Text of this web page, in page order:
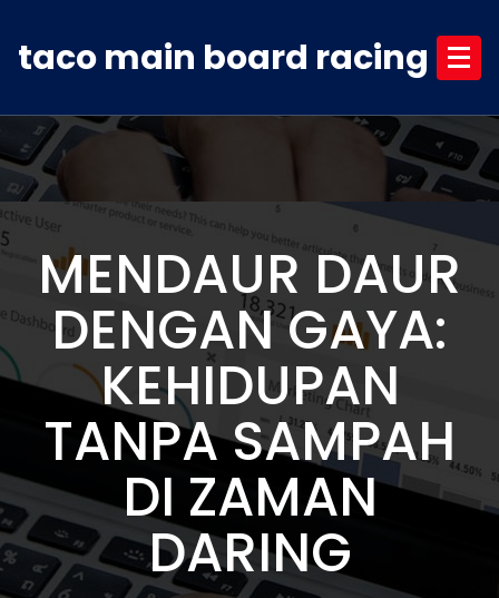
content
taco main board racing
MENDAUR DAUR
DENGAN GAYA:
KEHIDUPAN
TANPA SAMPAH
DI ZAMAN
DARING